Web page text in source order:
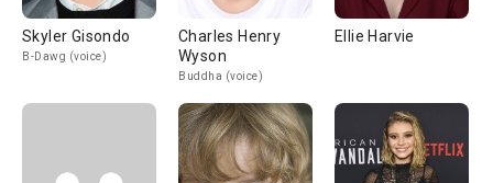
Skyler Gisondo
B-Dawg (voice)
Charles Henry
Wyson
Buddha (voice)
Ellie Harvie